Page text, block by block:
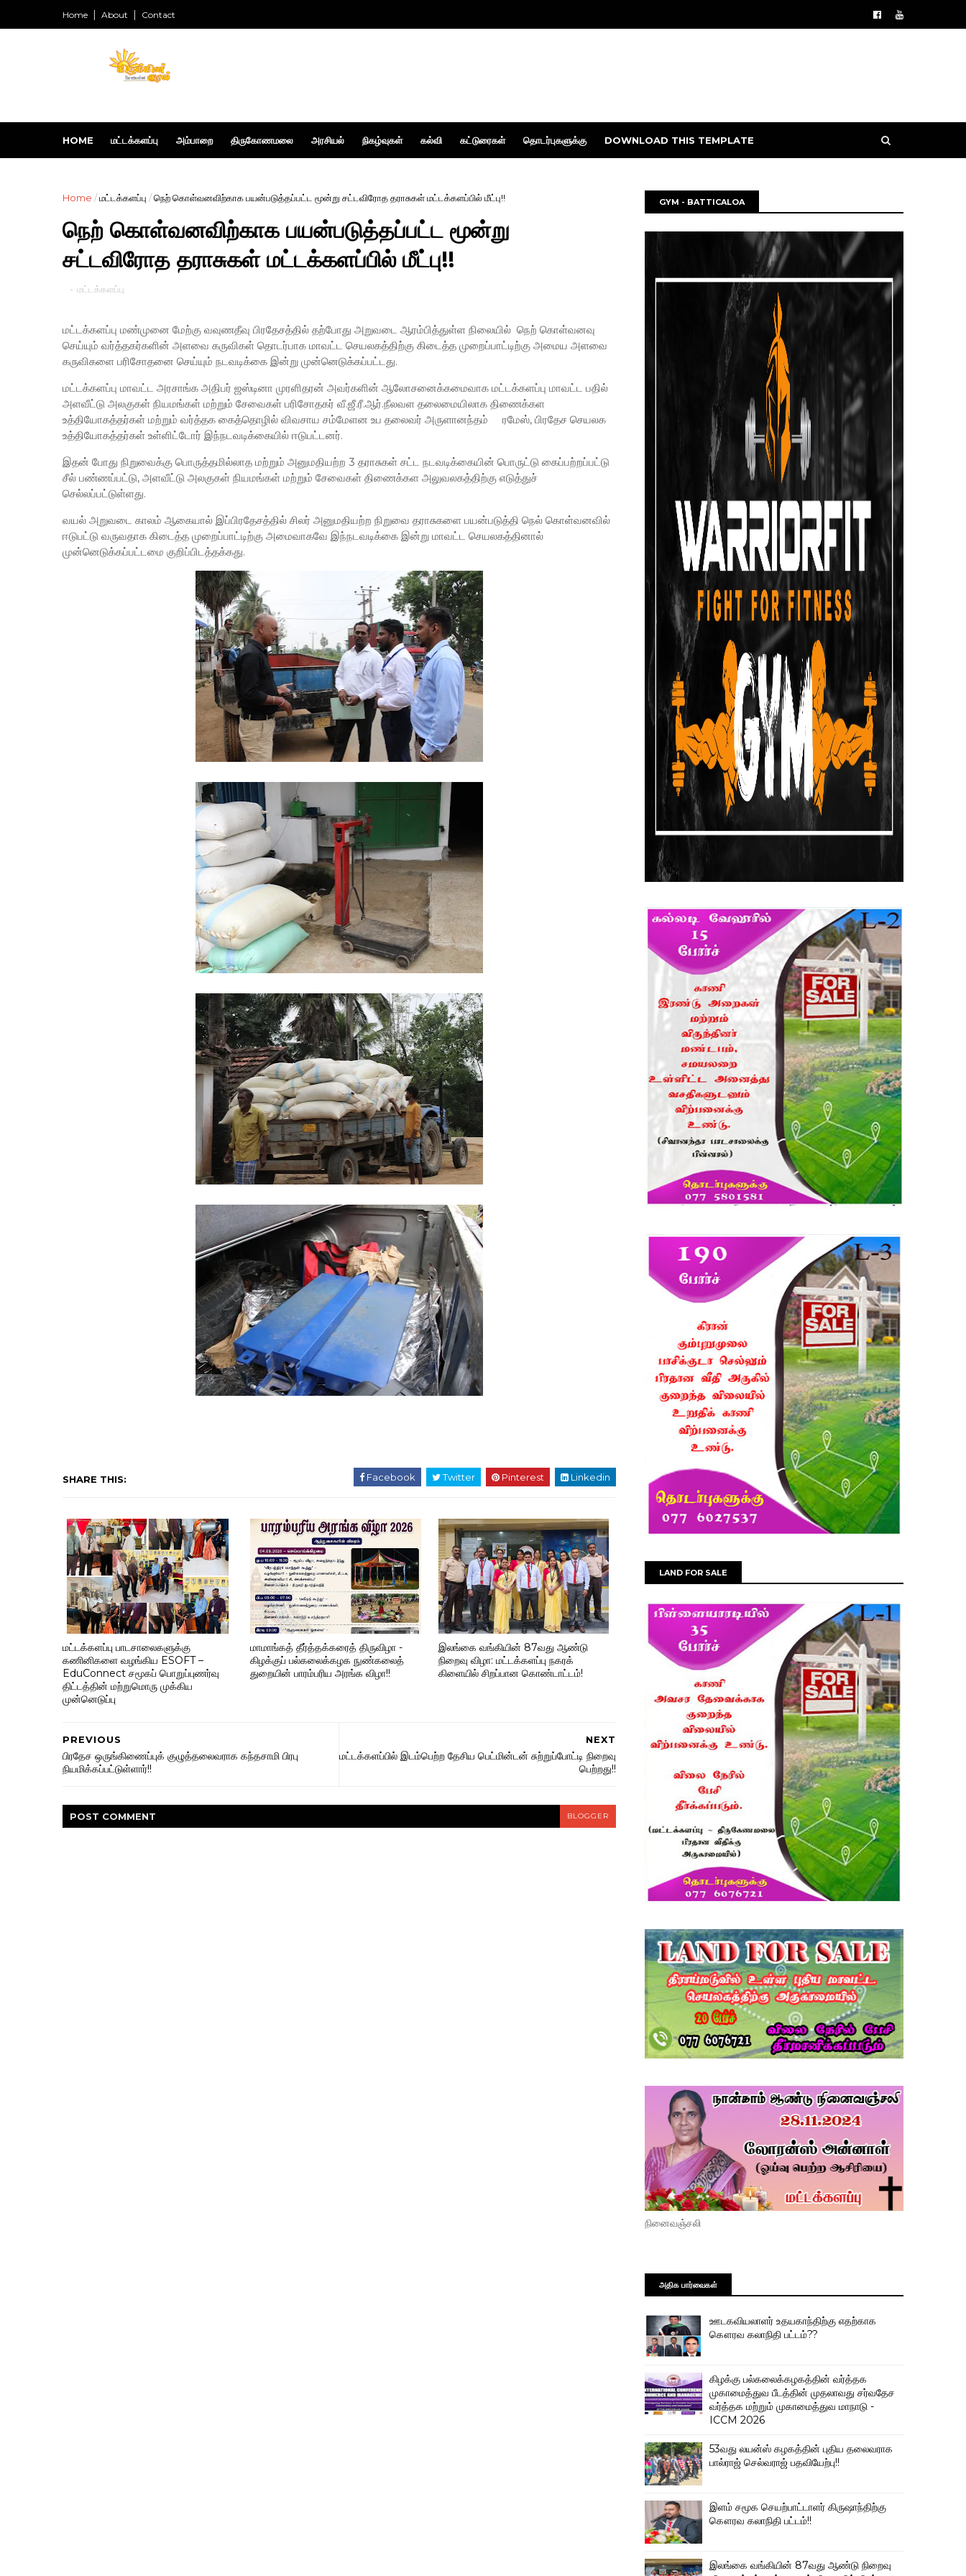
Home About Contact
HOME மட்டக்களப்பு அம்பாறை திருகோணமலை அரசியல் நிகழ்வுகள் கல்வி கட்டுரைகள் தொடர்புகளுக்கு DOWNLOAD THIS TEMPLATE
Home /மட்டக்களப்பு /நெற் கொள்வனவிற்காக பயன்படுத்தப்பட்ட மூன்று சட்டவிரோத தராசுகள் மட்டக்களப்பில் மீட்பு!!
நெற் கொள்வனவிற்காக பயன்படுத்தப்பட்ட மூன்று
சட்டவிரோத தராசுகள் மட்டக்களப்பில் மீட்பு!!
- மட்டக்களப்பு
மட்டக்களப்பு மண்முனை மேற்கு வவுணதீவு பிரதேசத்தில் தற்போது அறுவடை ஆரம்பித்துள்ள நிலையில் நெற் கொள்வனவு
செய்யும் வர்த்தகர்களின் அளவை கருவிகள் தொடர்பாக மாவட்ட செயலகத்திற்கு கிடைத்த முறைப்பாட்டிற்கு அமைய அளவை
கருவிகளை பரிசோதனை செய்யும் நடவடிக்கை இன்று முன்னெடுக்கப்பட்டது.
மட்டக்களப்பு மாவட்ட அரசாங்க அதிபர் ஜஸ்டினா முரளிதரன் அவர்களின் ஆலோசனைக்கமைவாக மட்டக்களப்பு மாவட்ட பதில்
அளவீட்டு அலகுகள் நியமங்கள் மற்றும் சேவைகள் பரிசோதகர் வீ.ஜீ.ரீ.ஆர்.நீலவள தலைமையிலாக திணைக்கள
உத்தியோகத்தர்கள் மற்றும் வர்த்தக கைத்தொழில் விவசாய சம்மேளன உப தலைவர் அருளானந்தம் ரமேஸ், பிரதேச செயலக
உத்தியோகத்தர்கள் உள்ளிட்டோர் இந்நடவடிக்கையில் ஈடுபட்டனர்.
இதன் போது நிறுவைக்கு பொருத்தமில்லாத மற்றும் அனுமதியற்ற 3 தராசுகள் சட்ட நடவடிக்கையின் பொருட்டு கைப்பற்றப்பட்டு
சீல் பண்ணப்பட்டு, அளவீட்டு அலகுகள் நியமங்கள் மற்றும் சேவைகள் திணைக்கள அலுவலகத்திற்கு எடுத்துச்
செல்லப்பட்டுள்ளது.
வயல் அறுவடை காலம் ஆகையால் இப்பிரதேசத்தில் சிலர் அனுமதியற்ற நிறுவை தராசுகளை பயன்படுத்தி நெல் கொள்வனவில்
ஈடுபட்டு வருவதாக கிடைத்த முறைப்பாட்டிற்கு அமைவாகவே இந்நடவடிக்கை இன்று மாவட்ட செயலகத்தினால்
முன்னெடுக்கப்பட்டமை குறிப்பிடத்தக்கது.
SHARE THIS: Facebook Twitter Pinterest Linkedin
மட்டக்களப்பு பாடசாலைகளுக்கு
கணினிகளை வழங்கிய ESOFT –
EduConnect சமூகப் பொறுப்புணர்வு
திட்டத்தின் மற்றுமொரு முக்கிய
முன்னெடுப்பு
மாமாங்கத் தீர்த்தக்கரைத் திருவிழா -
கிழக்குப் பல்கலைக்கழக நுண்கலைத்
துறையின் பாரம்பரிய அரங்க விழா!!
இலங்கை வங்கியின் 87வது ஆண்டு
நிறைவு விழா: மட்டக்களப்பு நகரக்
கிளையில் சிறப்பான கொண்டாட்டம்!
NEXT
மட்டக்களப்பில் இடம்பெற்ற தேசிய பெட்மின்டன் சுற்றுப்போட்டி நிறைவு
பெற்றது!!
PREVIOUS
பிரதேச ஒருங்கிணைப்புக் குழுத்தலைவராக கந்தசாமி பிரபு
நியமிக்கப்பட்டுள்ளார்!!
POST COMMENT BLOGGER
GYM - BATTICALOA
LAND FOR SALE
நினைவஞ்சலி
அதிக பார்வைகள்
ஊடகவியலாளர் உதயகாந்திற்கு எதற்காக
கௌரவ கலாநிதி பட்டம்??
கிழக்கு பல்கலைக்கழகத்தின் வர்த்தக
முகாமைத்துவ பீடத்தின் முதலாவது சர்வதேச
வர்த்தக மற்றும் முகாமைத்துவ மாநாடு -
ICCM 2026
53வது லயன்ஸ் கழகத்தின் புதிய தலைவராக
பால்ராஜ் செல்வராஜ் பதவியேற்பு!!
இளம் சமூக செயற்பாட்டாளர் கிருஷாந்திற்கு
கௌரவ கலாநிதி பட்டம்!!
இலங்கை வங்கியின் 87வது ஆண்டு நிறைவு